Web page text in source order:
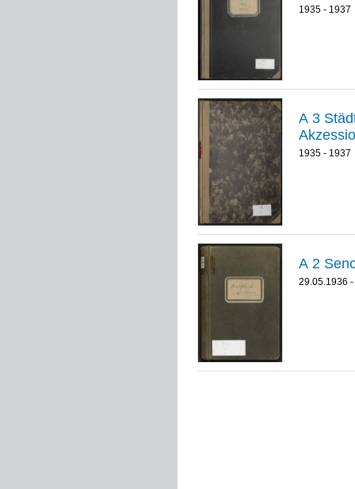
1935 - 1937
A 3
1935 - 1937
29.05.1936